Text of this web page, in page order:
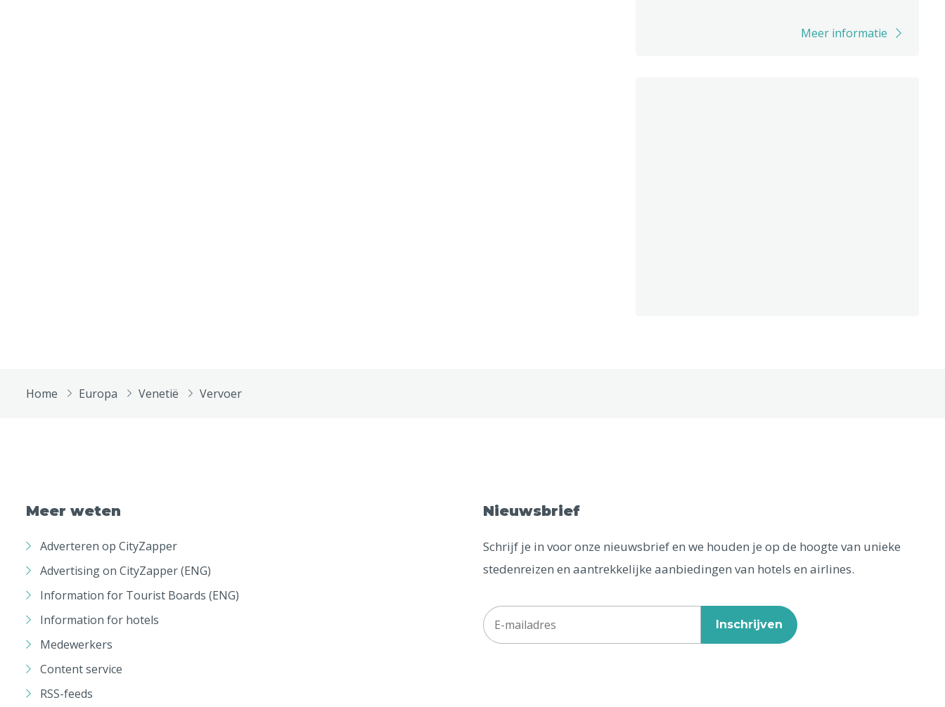
Meer informatie
Home Europa Venetië Vervoer
Meer weten
Adverteren op CityZapper
Advertising on CityZapper (ENG)
Information for Tourist Boards (ENG)
Information for hotels
Medewerkers
Content service
RSS-feeds
Nieuwsbrief
Schrijf je in voor onze nieuwsbrief en we houden je op de hoogte van unieke
stedenreizen en aantrekkelijke aanbiedingen van hotels en airlines.
Inschrijven